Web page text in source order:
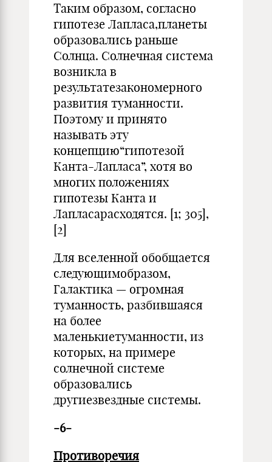
Таким образом, согласно
гипотезе Лапласа,планеты
образовались раньше
Солнца. Солнечная система
возникла в
результатезакономерного
развития туманности.
Поэтому и принято
называть эту
концепцию“гипотезой
Канта-Лапласа”, хотя во
многих положениях
гипотезы Канта и
Лапласарасходятся. [1; 305],
[2]
Для вселенной обобщается
следующимобразом,
Галактика — огромная
туманность, разбившаяся
на более
маленькиетуманности, из
которых, на примере
солнечной системе
образовались
другиезвездные системы.
-6-
Противоречия